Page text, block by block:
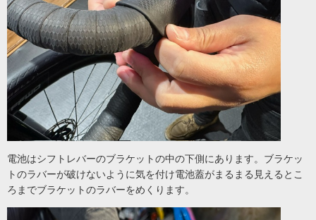
電池はシフトレバーのブラケットの中の下側にあります。ブラケッ
トのラバーが破けないように気を付け電池蓋がまるまる見えるとこ
ろまでブラケットのラバーをめくります。